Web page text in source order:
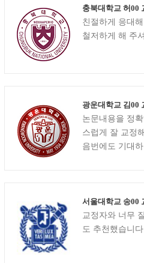
충북대학교 허00
친절하게 응대
철저하게 해 주
광운대학교 김00
논문내용을 정
스럽게 잘 교정
음번에도 기대
서울대학교 송00
교정자와 너무
도 추천했습니